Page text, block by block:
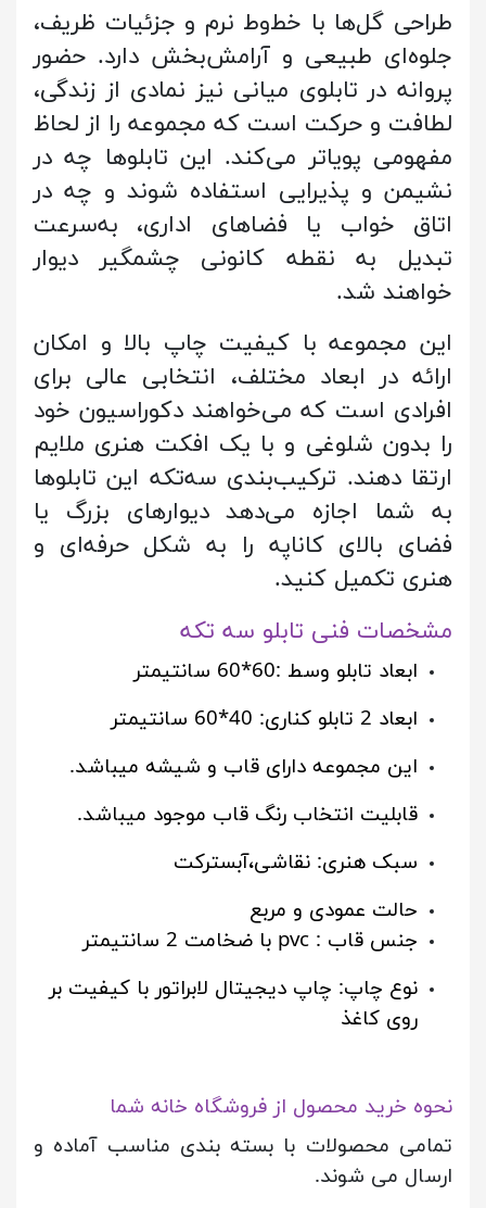
طراحی گل‌ها با خط‌وط نرم و جزئیات ظریف،
جلوه‌ای طبیعی و آرامش‌بخش دارد. حضور
پروانه در تابلوی میانی نیز نمادی از زندگی،
لطافت و حرکت است که مجموعه را از لحاظ
مفهومی پویاتر می‌کند. این تابلوها چه در
نشیمن و پذیرایی استفاده شوند و چه در
اتاق خواب یا فضاهای اداری، به‌سرعت
تبدیل به نقطه کانونی چشمگیر دیوار
خواهند شد.
این مجموعه با کیفیت چاپ بالا و امکان
ارائه در ابعاد مختلف، انتخابی عالی برای
افرادی است که می‌خواهند دکوراسیون خود
را بدون شلوغی و با یک افکت هنری ملایم
ارتقا دهند. ترکیب‌بندی سه‌تکه این تابلوها
به شما اجازه می‌دهد دیوارهای بزرگ یا
فضای بالای کاناپه را به شکل حرفه‌ای و
هنری تکمیل کنید.
مشخصات فنی تابلو سه تکه
ابعاد تابلو وسط :60*60 سانتیمتر
ابعاد 2 تابلو کناری: 40*60 سانتیمتر
این مجموعه دارای قاب و شیشه میباشد.
قابلیت انتخاب رنگ قاب موجود میباشد.
سبک هنری: نقاشی،آبسترکت
حالت عمودی و مربع
جنس قاب : pvc با ضخامت 2 سانتیمتر
نوع چاپ: چاپ دیجیتال لابراتور با کیفیت بر
روی کاغذ
نحوه خرید محصول از فروشگاه خانه شما
تمامی محصولات با بسته بندی مناسب آماده و
ارسال می شوند.